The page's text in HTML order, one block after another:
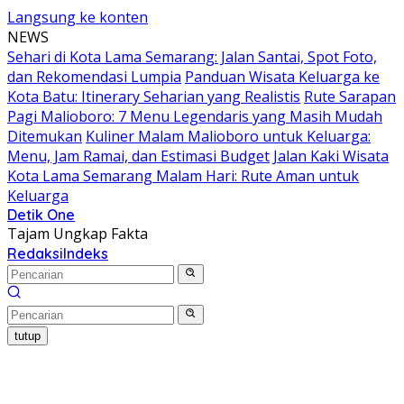
Langsung ke konten
NEWS
Sehari di Kota Lama Semarang: Jalan Santai, Spot Foto,
dan Rekomendasi Lumpia Panduan Wisata Keluarga ke
Kota Batu: Itinerary Seharian yang Realistis Rute Sarapan
Pagi Malioboro: 7 Menu Legendaris yang Masih Mudah
Ditemukan Kuliner Malam Malioboro untuk Keluarga:
Menu, Jam Ramai, dan Estimasi Budget Jalan Kaki Wisata
Kota Lama Semarang Malam Hari: Rute Aman untuk
Keluarga
Detik One
Tajam Ungkap Fakta
RedaksiIndeks
tutup